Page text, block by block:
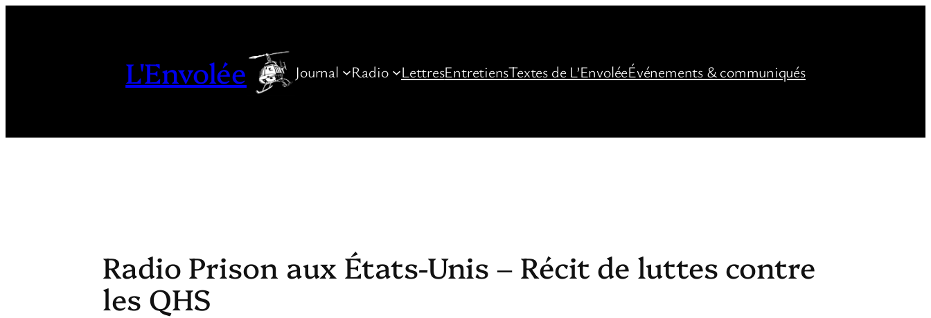
L'Envolée Journal Radio LettresEntretiensTextes de L’EnvoléeÉvénements & communiqués
Radio Prison aux États-Unis – Récit de luttes contre
les QHS